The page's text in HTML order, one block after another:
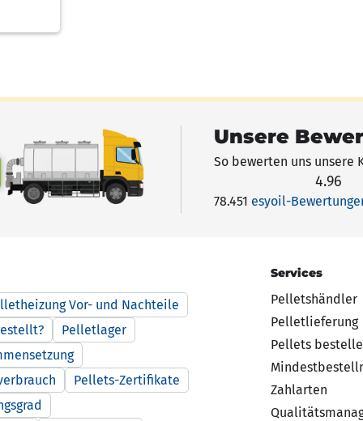
Unsere
So bewerten uns unsere
4.96
4.96 von 5 Sternen
78.451 esyoil-
Vor- und Nachteile
Pelletlager
Pellets-Zertifikate
Services
Pelletshändler
Pelletlieferung
Pellets
Zahlarten